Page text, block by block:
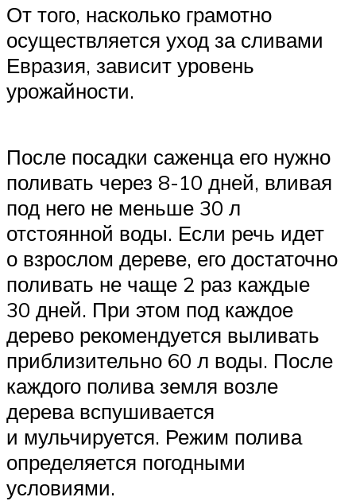
От того, насколько грамотно
осуществляется уход за сливами
Евразия, зависит уровень
урожайности.
После посадки саженца его нужно
поливать через 8-10 дней, вливая
под него не меньше 30 л
отстоянной воды. Если речь идет
о взрослом дереве, его достаточно
поливать не чаще 2 раз каждые
30 дней. При этом под каждое
дерево рекомендуется выливать
приблизительно 60 л воды. После
каждого полива земля возле
дерева вспушивается
и мульчируется. Режим полива
определяется погодными
условиями.